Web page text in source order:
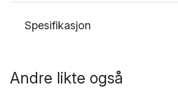
Spesifikasjon
Andre likte også